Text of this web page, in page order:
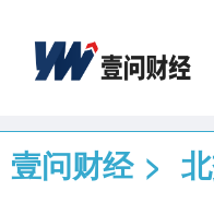
壹问财经 >